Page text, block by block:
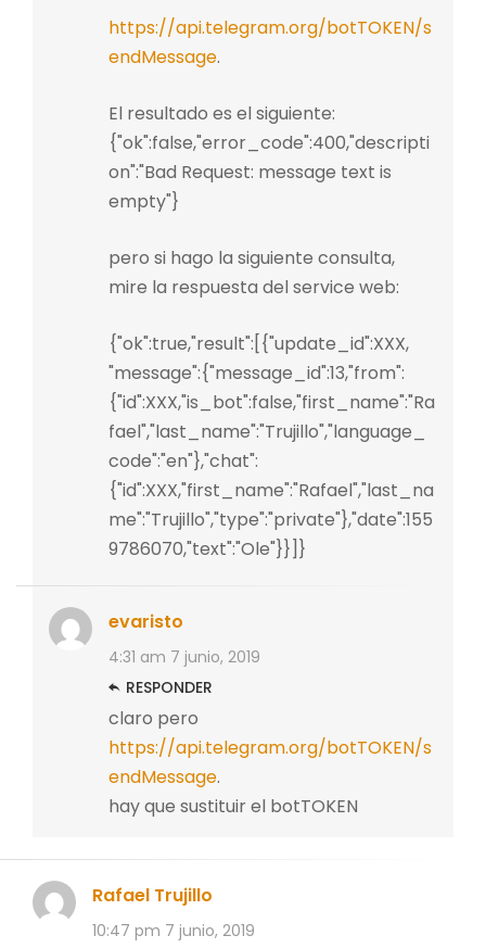
https://api.telegram.org/botTOKEN/s
endMessage.
El resultado es el siguiente:
{"ok":false,"error_code":400,"descripti
on":"Bad Request: message text is
empty"}
pero si hago la siguiente consulta,
mire la respuesta del service web:
{"ok":true,"result":[{"update_id":XXX,
"message":{"message_id":13,"from":
{"id":XXX,"is_bot":false,"first_name":"Ra
fael","last_name":"Trujillo","language_
code":"en"},"chat":
{"id":XXX,"first_name":"Rafael","last_na
me":"Trujillo","type":"private"},"date":155
9786070,"text":"Ole"}}]}
evaristo
4:31 am 7 junio, 2019
RESPONDER
claro pero
https://api.telegram.org/botTOKEN/s
endMessage.
hay que sustituir el botTOKEN
Rafael Trujillo
10:47 pm 7 junio, 2019